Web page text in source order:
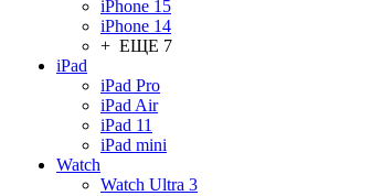
iPhone 15
iPhone 14
+ ЕЩЕ 7
iPad
iPad Pro
iPad Air
iPad 11
iPad mini
Watch
Watch Ultra 3